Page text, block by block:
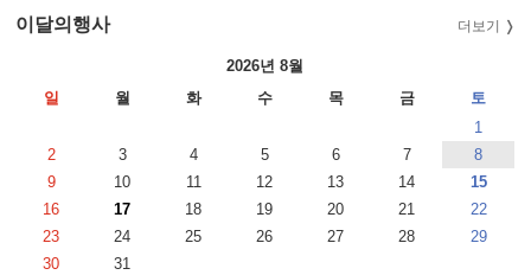
이달의행사 더보기
2026년 8월
일
월 화 수 목 금
토
1
2
3 4 5 6 7
8
9
10 11 12 13 14
15
16
17 18 19 20 21
22
23
24 25 26 27 28
29
30
31